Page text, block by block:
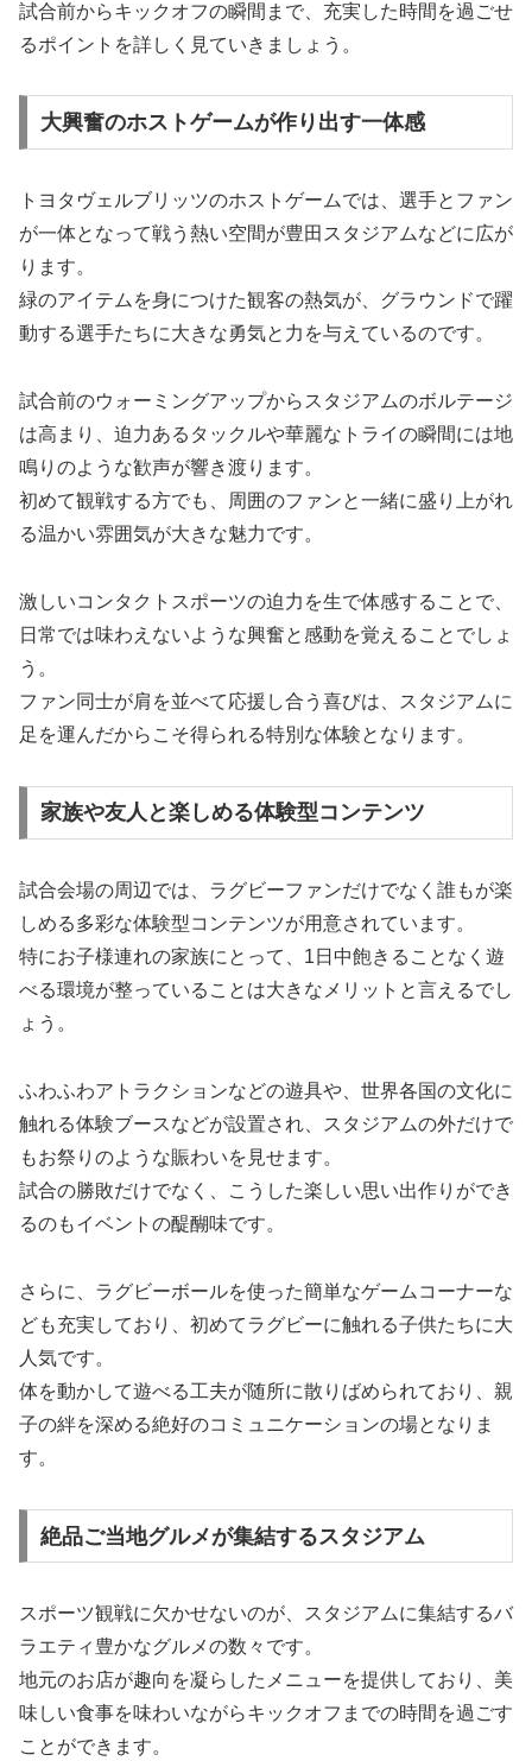
試合前からキックオフの瞬間まで、充実した時間を過ごせ
るポイントを詳しく見ていきましょう。
大興奮のホストゲームが作り出す一体感
トヨタヴェルブリッツのホストゲームでは、選手とファン
が一体となって戦う熱い空間が豊田スタジアムなどに広が
ります。
緑のアイテムを身につけた観客の熱気が、グラウンドで躍
動する選手たちに大きな勇気と力を与えているのです。
試合前のウォーミングアップからスタジアムのボルテージ
は高まり、迫力あるタックルや華麗なトライの瞬間には地
鳴りのような歓声が響き渡ります。
初めて観戦する方でも、周囲のファンと一緒に盛り上がれ
る温かい雰囲気が大きな魅力です。
激しいコンタクトスポーツの迫力を生で体感することで、
日常では味わえないような興奮と感動を覚えることでしょ
う。
ファン同士が肩を並べて応援し合う喜びは、スタジアムに
足を運んだからこそ得られる特別な体験となります。
家族や友人と楽しめる体験型コンテンツ
試合会場の周辺では、ラグビーファンだけでなく誰もが楽
しめる多彩な体験型コンテンツが用意されています。
特にお子様連れの家族にとって、1日中飽きることなく遊
べる環境が整っていることは大きなメリットと言えるでし
ょう。
ふわふわアトラクションなどの遊具や、世界各国の文化に
触れる体験ブースなどが設置され、スタジアムの外だけで
もお祭りのような賑わいを見せます。
試合の勝敗だけでなく、こうした楽しい思い出作りができ
るのもイベントの醍醐味です。
さらに、ラグビーボールを使った簡単なゲームコーナーな
ども充実しており、初めてラグビーに触れる子供たちに大
人気です。
体を動かして遊べる工夫が随所に散りばめられており、親
子の絆を深める絶好のコミュニケーションの場となりま
す。
絶品ご当地グルメが集結するスタジアム
スポーツ観戦に欠かせないのが、スタジアムに集結するバ
ラエティ豊かなグルメの数々です。
地元のお店が趣向を凝らしたメニューを提供しており、美
味しい食事を味わいながらキックオフまでの時間を過ごす
ことができます。